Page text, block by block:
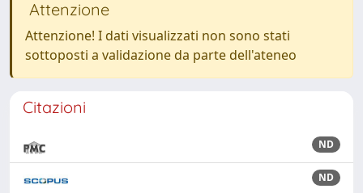
Attenzione
Attenzione! I dati visualizzati non sono stati
sottoposti a validazione da parte dell'ateneo
Citazioni
ND
ND